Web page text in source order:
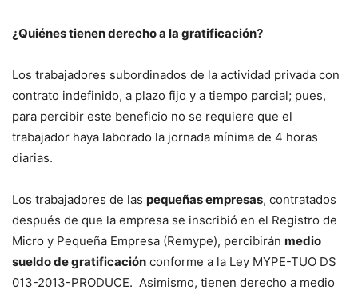
¿Quiénes tienen derecho a la gratificación?
Los trabajadores subordinados de la actividad privada con
contrato indefinido, a plazo fijo y a tiempo parcial; pues,
para percibir este beneficio no se requiere que el
trabajador haya laborado la jornada mínima de 4 horas
diarias.
Los trabajadores de las pequeñas empresas, contratados
después de que la empresa se inscribió en el Registro de
Micro y Pequeña Empresa (Remype), percibirán medio
sueldo de gratificación conforme a la Ley MYPE-TUO DS
013-2013-PRODUCE. Asimismo, tienen derecho a medio